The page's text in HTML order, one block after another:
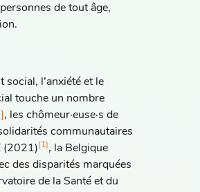
de tout âge,
l’anxiété et le
touche un nombre
, les chômeur·euse·s de
communautaires
(2021) [1] , la Belgique
des disparités marquées
de la Santé et du